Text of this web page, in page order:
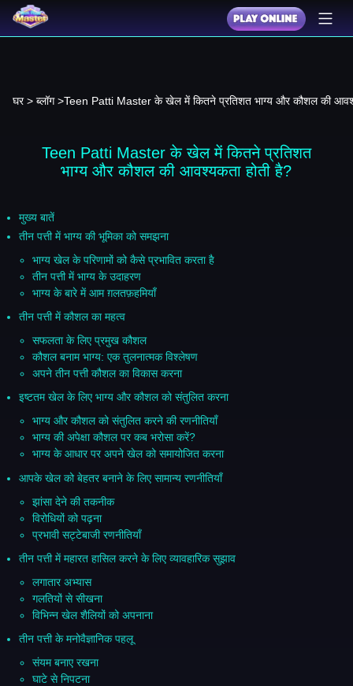
घर> ब्लॉग >Teen Patti Master के खेल में कितने प्रतिशत भाग्य
Teen Patti Master के खेल में कितने प्रतिशत
भाग्य और कौशल की आवश्यकता होती है?
मुख्य बातें
तीन पत्ती में भाग्य की भूमिका को समझना
भाग्य खेल के परिणामों को कैसे प्रभावित करता है
तीन पत्ती में भाग्य के उदाहरण
भाग्य के बारे में आम ग़लतफ़हमियाँ
तीन पत्ती में कौशल का महत्व
सफलता के लिए प्रमुख कौशल
कौशल बनाम भाग्य: एक तुलनात्मक विश्लेषण
अपने तीन पत्ती कौशल का विकास करना
इष्टतम खेल के लिए भाग्य और कौशल को संतुलित करना
भाग्य और कौशल को संतुलित करने की रणनीतियाँ
भाग्य की अपेक्षा कौशल पर कब भरोसा करें?
भाग्य के आधार पर अपने खेल को समायोजित करना
आपके खेल को बेहतर बनाने के लिए सामान्य रणनीतियाँ
झांसा देने की तकनीक
विरोधियों को पढ़ना
प्रभावी सट्टेबाजी रणनीतियाँ
तीन पत्ती में महारत हासिल करने के लिए व्यावहारिक सुझाव
लगातार अभ्यास
गलतियों से सीखना
विभिन्न खेल शैलियों को अपनाना
तीन पत्ती के मनोवैज्ञानिक पहलू
संयम बनाए रखना
घाटे से निपटना